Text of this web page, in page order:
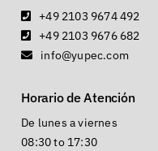
+49 2103 9674 492
+49 2103 9676 682
info@yupec.com
Horario de Atención
De lunes a viernes
08:30 to 17:30